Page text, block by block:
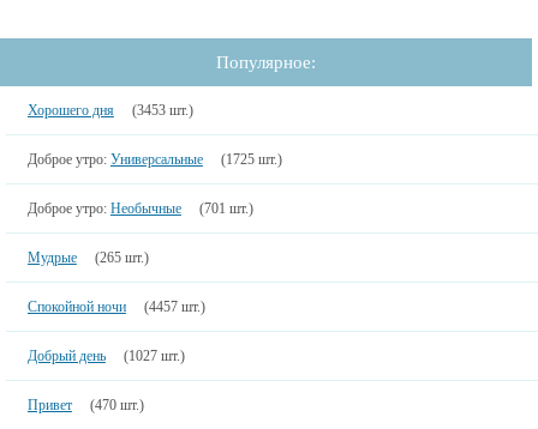
Популярное:
Хорошего дня (3453 шт.)
Доброе утро: Универсальные (1725 шт.)
Доброе утро: Необычные (701 шт.)
Мудрые (265 шт.)
Спокойной ночи (4457 шт.)
Добрый день (1027 шт.)
Привет (470 шт.)